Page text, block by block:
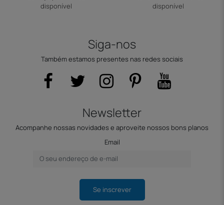
disponível
disponível
Siga-nos
Também estamos presentes nas redes sociais
Newsletter
Acompanhe nossas novidades e aproveite nossos bons planos
Email
Se inscrever